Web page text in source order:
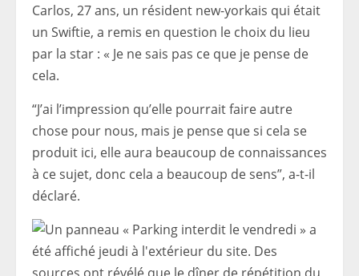
Carlos, 27 ans, un résident new-yorkais qui était
un Swiftie, a remis en question le choix du lieu
par la star : « Je ne sais pas ce que je pense de
cela.
“J’ai l’impression qu’elle pourrait faire autre
chose pour nous, mais je pense que si cela se
produit ici, elle aura beaucoup de connaissances
à ce sujet, donc cela a beaucoup de sens”, a-t-il
déclaré.